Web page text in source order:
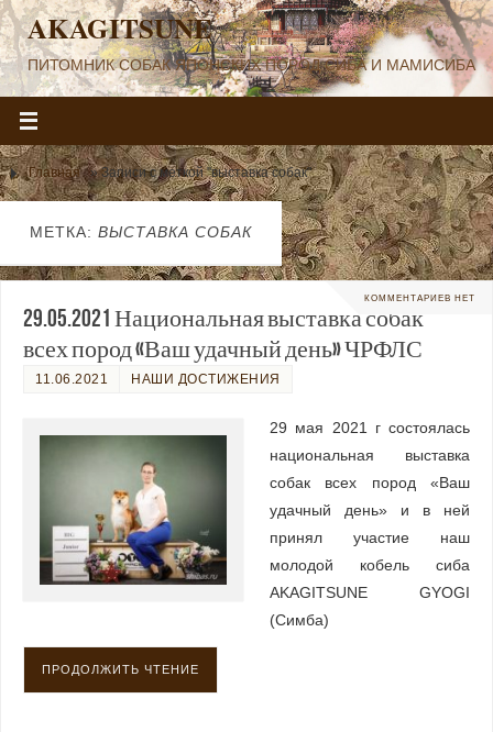
AKAGITSUNE
ПИТОМНИК СОБАК ЯПОНСКИХ ПОРОД СИБА И МАМИСИБА
Главная »Записи с меткой "выставка собак"
МЕТКА: ВЫСТАВКА СОБАК
КОММЕНТАРИЕВ НЕТ
29.05.2021 Национальная выставка собак
всех пород «Ваш удачный день» ЧРФЛС
11.06.2021 НАШИ ДОСТИЖЕНИЯ
29 мая 2021 г состоялась
национальная выставка
собак всех пород «Ваш
удачный день» и в ней
принял участие наш
молодой кобель сиба
AKAGITSUNE GYOGI
(Симба)
ПРОДОЛЖИТЬ ЧТЕНИЕ